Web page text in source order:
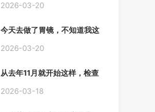
2026-03-20
今天去做了胃镜，不知道我这
2026-03-20
从去年11月就开始这样，检查
是轻微的胃炎，胃不疼，但是
感，打出来就好一些，还一直
2026-03-18